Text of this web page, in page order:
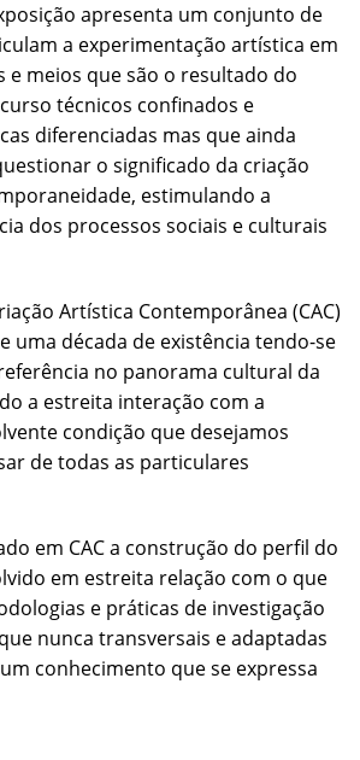
apresenta um conjunto de
a experimentação artística em
e meios que são o resultado do
técnicos confinados e
diferenciadas mas que ainda
o significado da criação
estimulando a
dos processos sociais e culturais
Artística Contemporânea (CAC)
uma década de existência tendo-se
no panorama cultural da
a estreita interação com a
condição que desejamos
de todas as particulares
em CAC a construção do perfil do
em estreita relação com o que
e práticas de investigação
nunca transversais e adaptadas
conhecimento que se expressa